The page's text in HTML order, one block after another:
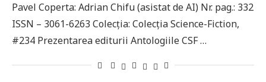
Pavel Coperta: Adrian Chifu (asistat de AI) Nr. pag.: 332
ISSN – 3061-6263 Colecţia: Colecția Science-Fiction,
#234 Prezentarea editurii Antologiile CSF …